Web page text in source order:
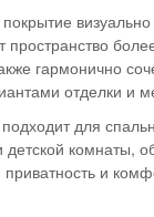
пространство
гармонично
отделки и
для
детской комнаты,
и